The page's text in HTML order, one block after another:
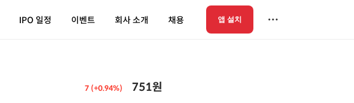
IPO 일정 이벤트 회사 소개 채용 앱 설치
7 (+0.94%) 751원